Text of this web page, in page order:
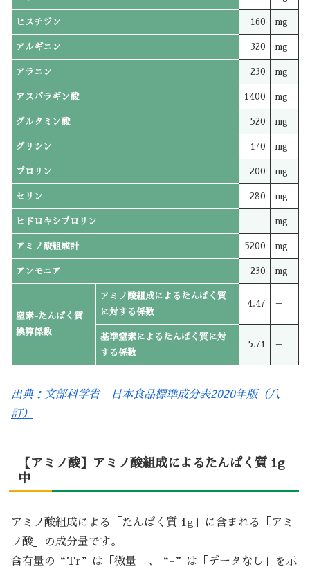
ヒスチジン 160 mg
アルギニン 320 mg
アラニン 230 mg
アスパラギン酸 1400 mg
グルタミン酸 520 mg
グリシン 170 mg
プロリン 200 mg
セリン 280 mg
ヒドロキシプロリン – mg
アミノ酸組成計 5200 mg
アンモニア 230 mg
窒素-たんぱく質
換算係数
アミノ酸組成によるたんぱく質
に対する係数
4.47 －
基準窒素によるたんぱく質に対
する係数
5.71 －
出典：文部科学省 日本食品標準成分表2020年版（八
訂）
【アミノ酸】アミノ酸組成によるたんぱく質 1g
中
アミノ酸組成による「たんぱく質 1g」に含まれる「アミ
ノ酸」の成分量です。
含有量の“Tr”は「微量」、“-”は「データなし」を示